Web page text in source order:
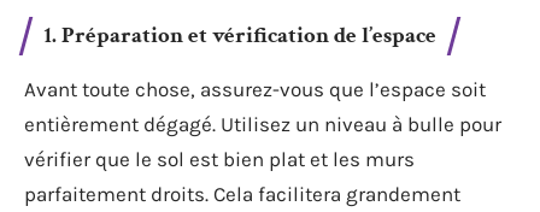
1. Préparation et vérification de l’espace
Avant toute chose, assurez-vous que l’espace soit
entièrement dégagé. Utilisez un niveau à bulle pour
vérifier que le sol est bien plat et les murs
parfaitement droits. Cela facilitera grandement